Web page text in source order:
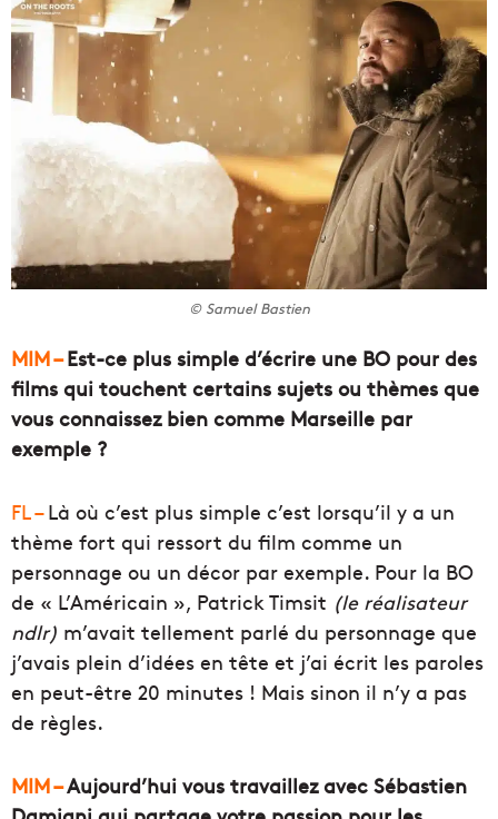
© Samuel Bastien
MIM –Est-ce plus simple d’écrire une BO pour des
films qui touchent certains sujets ou thèmes que
vous connaissez bien comme Marseille par
exemple ?
FL –Là où c’est plus simple c’est lorsqu’il y a un
thème fort qui ressort du film comme un
personnage ou un décor par exemple. Pour la BO
de « L’Américain », Patrick Timsit (le réalisateur
ndlr) m’avait tellement parlé du personnage que
j’avais plein d’idées en tête et j’ai écrit les paroles
en peut-être 20 minutes ! Mais sinon il n’y a pas
de règles.
MIM –Aujourd’hui vous travaillez avec Sébastien